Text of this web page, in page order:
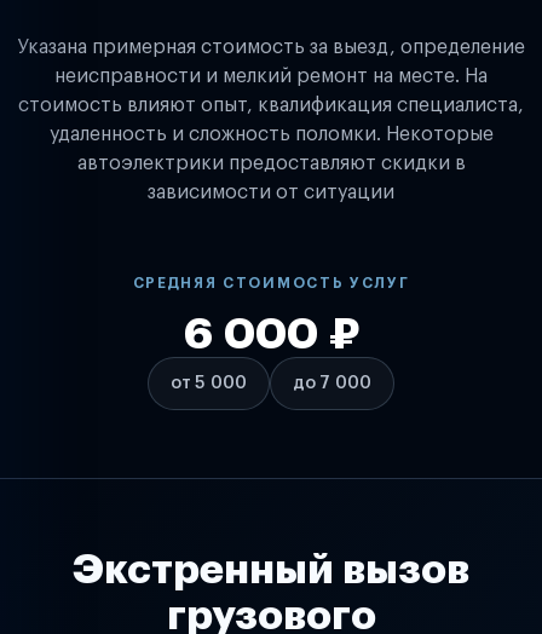
Указана примерная стоимость за выезд, определение
неисправности и мелкий ремонт на месте. На
стоимость влияют опыт, квалификация специалиста,
удаленность и сложность поломки. Некоторые
автоэлектрики предоставляют скидки в
зависимости от ситуации
СРЕДНЯЯ СТОИМОСТЬ УСЛУГ
от 5 000
6 000 ₽
до 7 000
Экстренный вызов
грузового